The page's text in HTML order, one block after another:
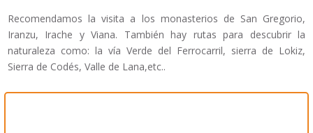
Recomendamos la visita a los monasterios de San Gregorio,
Iranzu, Irache y Viana. También hay rutas para descubrir la
naturaleza como: la vía Verde del Ferrocarril, sierra de Lokiz,
Sierra de Codés, Valle de Lana,etc..